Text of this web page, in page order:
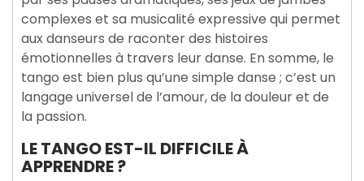
complexes et sa musicalité expressive qui permet
aux danseurs de raconter des histoires
émotionnelles à travers leur danse. En somme, le
tango est bien plus qu’une simple danse ; c’est un
langage universel de l’amour, de la douleur et de
la passion.
LE TANGO EST-IL DIFFICILE À
APPRENDRE ?